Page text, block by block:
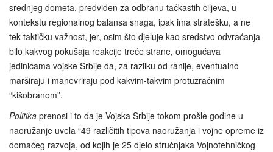
srednjeg dometa, predviđen za odbranu tačkastih ciljeva, u
kontekstu regionalnog balansa snaga, ipak ima stratešku, a ne
tek taktičku važnost, jer, osim što djeluje kao sredstvo odvraćanja
bilo kakvog pokušaja reakcije treće strane, omogućava
jedinicama vojske Srbije da, za razliku od ranije, eventualno
marširaju i manevriraju pod kakvim-takvim protuzračnim
“kišobranom”.
Politika prenosi i to da je Vojska Srbije tokom prošle godine u
naoružanje uvela “49 različitih tipova naoružanja i vojne opreme iz
domaćeg razvoja, od kojih je 25 djelo stručnjaka Vojnotehničkog